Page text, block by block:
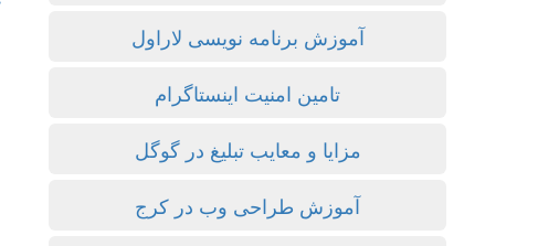
آموزش برنامه نویسی لاراول
تامین امنیت اینستاگرام
مزایا و معایب تبلیغ در گوگل
آموزش طراحی وب در کرج